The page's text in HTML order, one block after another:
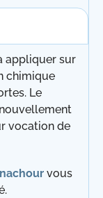
appliquer sur
chimique
Le
vocation de
vous